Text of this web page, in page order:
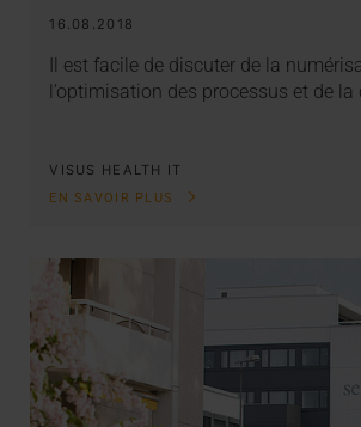
16.08.2018
Il est facile de discuter de la
l’optimisation des processus et de
VISUS HEALTH IT
EN SAVOIR PLUS